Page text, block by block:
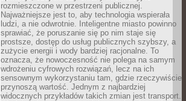
rozmieszczone w przestrzeni publicznej.
Najważniejsze jest to, aby technologia wspierała
ludzi, a nie odwrotnie. Inteligentne miasto powinno
sprawiać, że poruszanie się po nim staje się
prostsze, dostęp do usług publicznych szybszy, a
zużycie energii i wody bardziej racjonalne. To
oznacza, że nowoczesność nie polega na samym
wdrożeniu cyfrowych rozwiązań, lecz na ich
sensownym wykorzystaniu tam, gdzie rzeczywiście
przynoszą wartość. Jednym z najbardziej
widocznych przykładów takich zmian jest transport.